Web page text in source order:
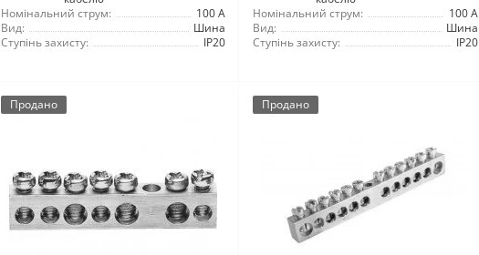
Номінальний струм:
100 А
Вид:
Шина
Ступінь захисту:
IP20
Номінальний струм:
100 А
Вид:
Шина
Ступінь захисту:
IP20
Продано Продано